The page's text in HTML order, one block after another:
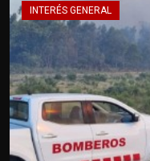
INTERÉS GENERAL